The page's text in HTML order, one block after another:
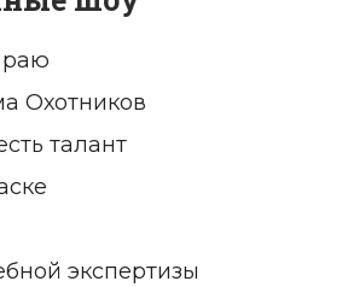
раю
Охотников
талант
экспертизы